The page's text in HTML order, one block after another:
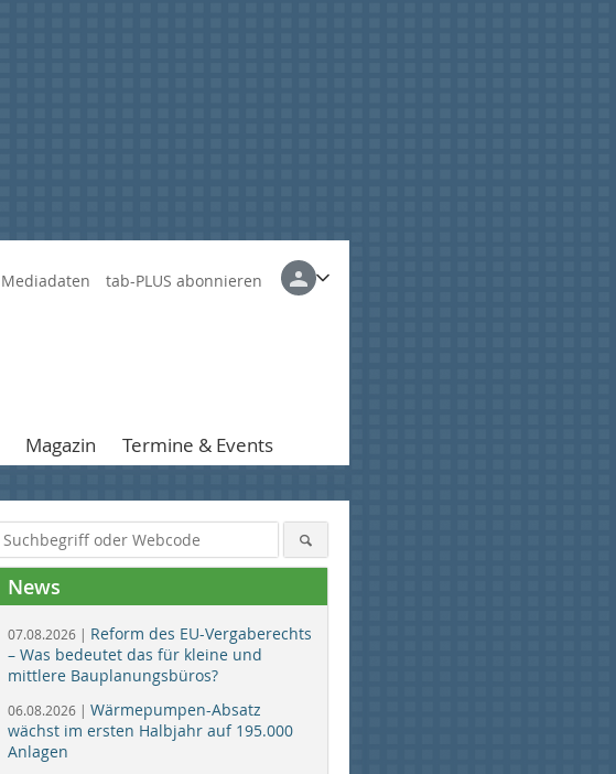
Mediadaten tab-PLUS abonnieren
Magazin Termine & Events
News
07.08.2026 | Reform des EU-Vergaberechts
– Was bedeutet das für kleine und
mittlere Bauplanungsbüros?
06.08.2026 | Wärmepumpen-Absatz
wächst im ersten Halbjahr auf 195.000
Anlagen